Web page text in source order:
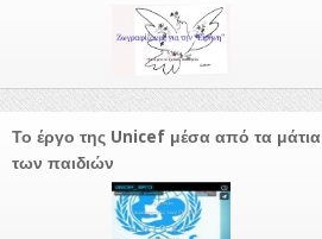
Το έργο της Unicef μέσα από τα μάτια
των παιδιών